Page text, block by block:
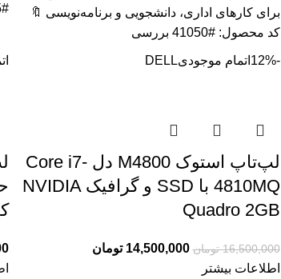
برای کارهای اداری، دانشجویی و برنامه‌نویسی 🔖
کد محصول: #41050 بررسی
#40765 💎
-12% اتمام موجودیDELL
لپ‌تاپ استوک M4800 دل Core i7-
4810MQ با SSD و گرافیک NVIDIA
Quadro 2GB
16,500,000 تومان 14,500,000 تومان
اطلاعات بیشتر